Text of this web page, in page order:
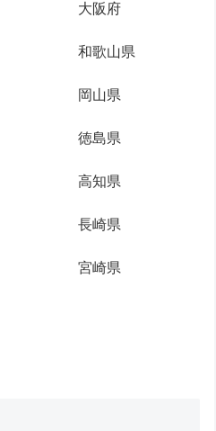
大阪府
和歌山県
岡山県
徳島県
高知県
長崎県
宮崎県